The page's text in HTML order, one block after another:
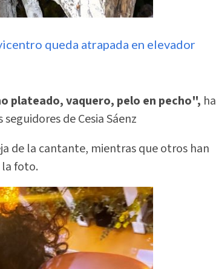
queda atrapada en elevador
plateado, vaquero, pelo en pecho", ha
de Cesia Sáenz
de la cantante, mientras que otros han
foto.